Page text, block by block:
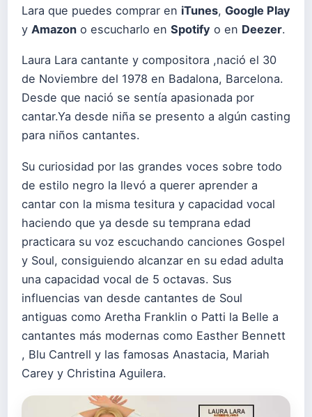
Lara que puedes comprar en iTunes, Google Play
y Amazon o escucharlo en Spotify o en Deezer.
Laura Lara cantante y compositora ,nació el 30
de Noviembre del 1978 en Badalona, Barcelona.
Desde que nació se sentía apasionada por
cantar.Ya desde niña se presento a algún casting
para niños cantantes.
Su curiosidad por las grandes voces sobre todo
de estilo negro la llevó a querer aprender a
cantar con la misma tesitura y capacidad vocal
haciendo que ya desde su temprana edad
practicara su voz escuchando canciones Gospel
y Soul, consiguiendo alcanzar en su edad adulta
una capacidad vocal de 5 octavas. Sus
influencias van desde cantantes de Soul
antiguas como Aretha Franklin o Patti la Belle a
cantantes más modernas como Easther Bennett
, Blu Cantrell y las famosas Anastacia, Mariah
Carey y Christina Aguilera.